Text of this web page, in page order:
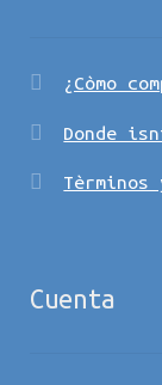
¿Còmo
Donde
Cuenta